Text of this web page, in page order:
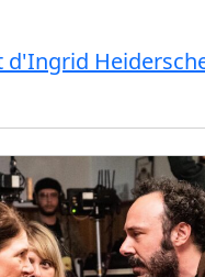
d'Ingrid